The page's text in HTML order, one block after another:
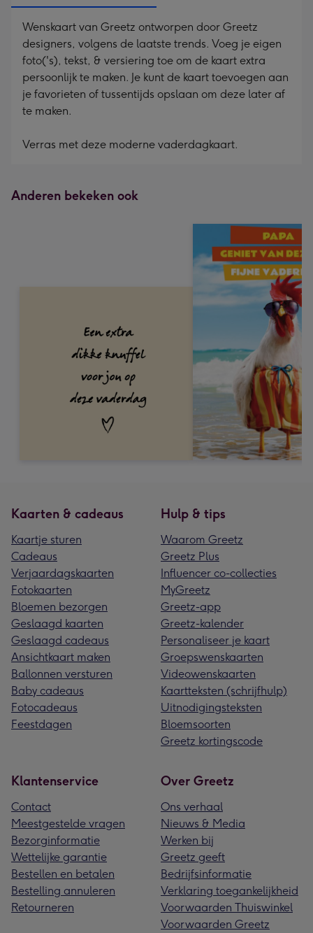
Wenskaart van Greetz ontworpen door Greetz
designers, volgens de laatste trends. Voeg je eigen
foto('s), tekst, & versiering toe om de kaart extra
persoonlijk te maken. Je kunt de kaart toevoegen aan
je favorieten of tussentijds opslaan om deze later af
te maken.
Verras met deze moderne vaderdagkaart.
Anderen bekeken ook
Kaarten & cadeaus
Kaartje sturen
Cadeaus
Verjaardagskaarten
Fotokaarten
Bloemen bezorgen
Geslaagd kaarten
Geslaagd cadeaus
Ansichtkaart maken
Ballonnen versturen
Baby cadeaus
Fotocadeaus
Feestdagen
Hulp & tips
Waarom Greetz
Greetz Plus
Influencer co-collecties
MyGreetz
Greetz-app
Greetz-kalender
Personaliseer je kaart
Groepswenskaarten
Videowenskaarten
Kaartteksten (schrijfhulp)
Uitnodigingsteksten
Bloemsoorten
Greetz kortingscode
Klantenservice
Contact
Meestgestelde vragen
Bezorginformatie
Wettelijke garantie
Bestellen en betalen
Bestelling annuleren
Retourneren
Over Greetz
Ons verhaal
Nieuws & Media
Werken bij
Greetz geeft
Bedrijfsinformatie
Verklaring toegankelijkheid
Voorwaarden Thuiswinkel
Voorwaarden Greetz